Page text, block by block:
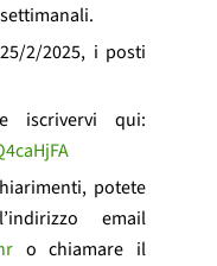
25/2/2025, i posti
iscrivervi qui:
potete
email
o chiamare il